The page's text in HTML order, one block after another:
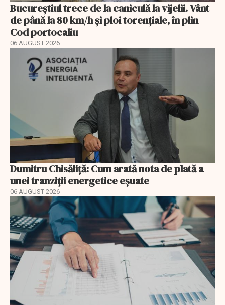
Bucureștiul trece de la caniculă la vijelii. Vânt
de până la 80 km/h și ploi torențiale, în plin
Cod portocaliu
06 AUGUST 2026
Dumitru Chisăliță: Cum arată nota de plată a
unei tranziții energetice eșuate
06 AUGUST 2026